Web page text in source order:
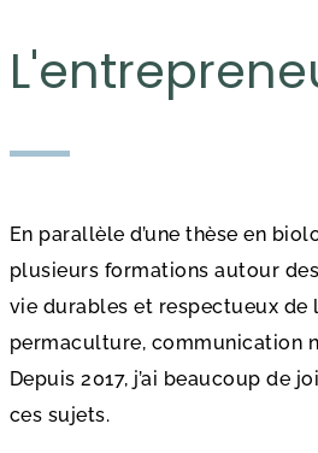
En parallèle d’une thèse en
plusieurs formations autour
vie durables et respectueux de
permaculture, communication
Depuis 2017, j’ai beaucoup de
ces sujets.